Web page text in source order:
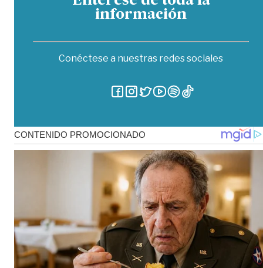
información
Conéctese a nuestras redes sociales